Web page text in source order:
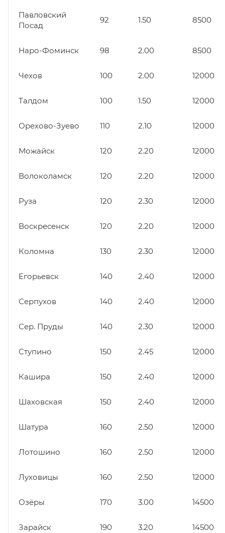
Павловский
Посад
92 1.50 8500
Наро-Фоминск 98 2.00 8500
Чехов 100 2.00 12000
Талдом 100 1.50 12000
Орехово-Зуево 110 2.10 12000
Можайск 120 2.20 12000
Волоколамск 120 2.20 12000
Руза 120 2.30 12000
Воскресенск 120 2.20 12000
Коломна 130 2.30 12000
Егорьевск 140 2.40 12000
Серпухов 140 2.40 12000
Сер. Пруды 140 2.30 12000
Ступино 150 2.45 12000
Кашира 150 2.40 12000
Шаховская 150 2.40 12000
Шатура 160 2.50 12000
Лотошино 160 2.50 12000
Луховицы 160 2.50 12000
Озёры 170 3.00 14500
Зарайск 190 3.20 14500